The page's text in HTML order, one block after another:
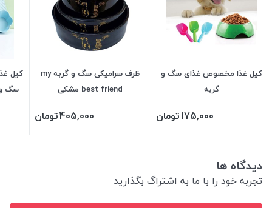
کیل غذا مخصوص غذای سگ و
گربه
175,000تومان
ظرف سرامیکی سگ و گربه my
best friend مشکی
405,000تومان
کیل
سگ و
دیدگاه ها
تجربه خود را با ما به اشتراگ بگذارید